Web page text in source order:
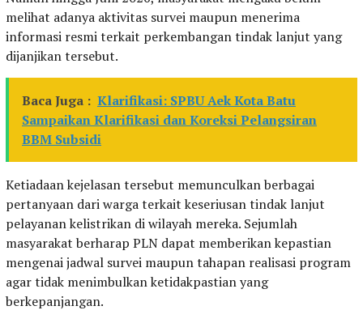
melihat adanya aktivitas survei maupun menerima
informasi resmi terkait perkembangan tindak lanjut yang
dijanjikan tersebut.
Baca Juga : Klarifikasi: SPBU Aek Kota Batu
Sampaikan Klarifikasi dan Koreksi Pelangsiran
BBM Subsidi
Ketiadaan kejelasan tersebut memunculkan berbagai
pertanyaan dari warga terkait keseriusan tindak lanjut
pelayanan kelistrikan di wilayah mereka. Sejumlah
masyarakat berharap PLN dapat memberikan kepastian
mengenai jadwal survei maupun tahapan realisasi program
agar tidak menimbulkan ketidakpastian yang
berkepanjangan.